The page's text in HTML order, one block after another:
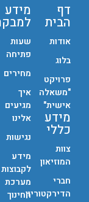
דף
הבית
אודות
בלוג
פרויקט
"משאלה
אישית"
מידע
כללי
צוות
המוזיאון
חברי
הדירקטוריון
מידע
למבקר
שעות
פתיחה
מחירים
איך
מגיעים
אלינו
נגישות
מידע
לקבוצות
מערכת
החינוך